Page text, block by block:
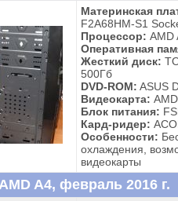
Материнская
F2A68HM-S1
Процессор: AMD
Оперативная
Жесткий диск:
500Гб
DVD-ROM: ASUS
Видеокарта:
Блок питания:
Кард-ридер:
Особенности:
охлаждения,
видеокарты
A4, февраль 2016 г.